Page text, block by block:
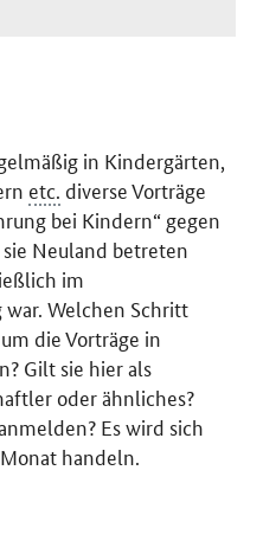
in Kindergärten,
etc. diverse Vorträge
bei Kindern“ gegen
Neuland betreten
im
Welchen Schritt
die Vorträge in
Gilt sie hier als
oder ähnliches?
Es wird sich
handeln.